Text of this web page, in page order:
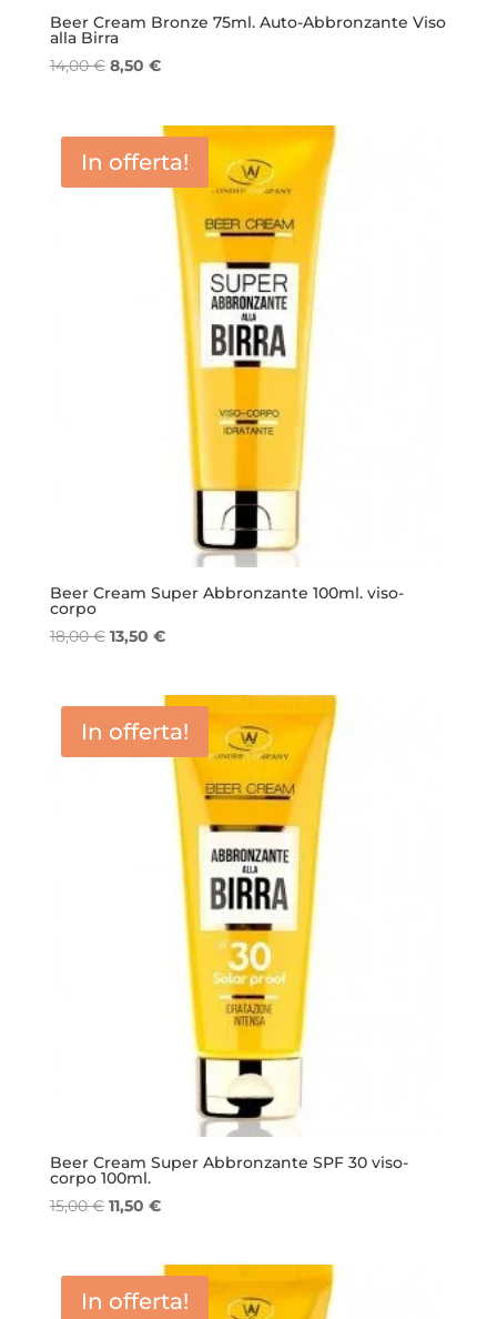
Beer Cream Bronze 75ml. Auto-Abbronzante Viso
alla Birra
14,00€ Il
era:
14,00 €.
8,50 €Il
è:
8,50 €.
In offerta!
Beer Cream Super Abbronzante 100ml. viso-
corpo
18,00€ Il
era:
18,00 €.
13,50 €Il
è:
13,50 €.
In offerta!
Beer Cream Super Abbronzante SPF 30 viso-
corpo 100ml.
15,00€ Il
era:
15,00 €.
11,50 €Il
è:
11,50 €.
In offerta!